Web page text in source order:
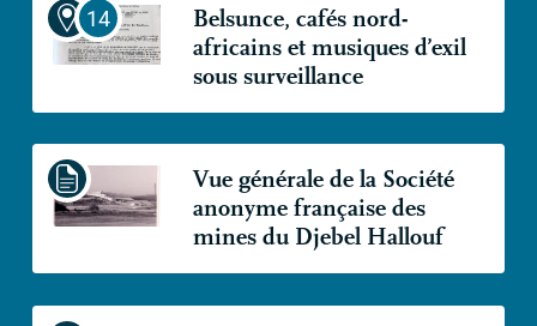
Belsunce, cafés nord-
africains et musiques d’exil
sous surveillance
Vue générale de la Société
anonyme française des
mines du Djebel Hallouf